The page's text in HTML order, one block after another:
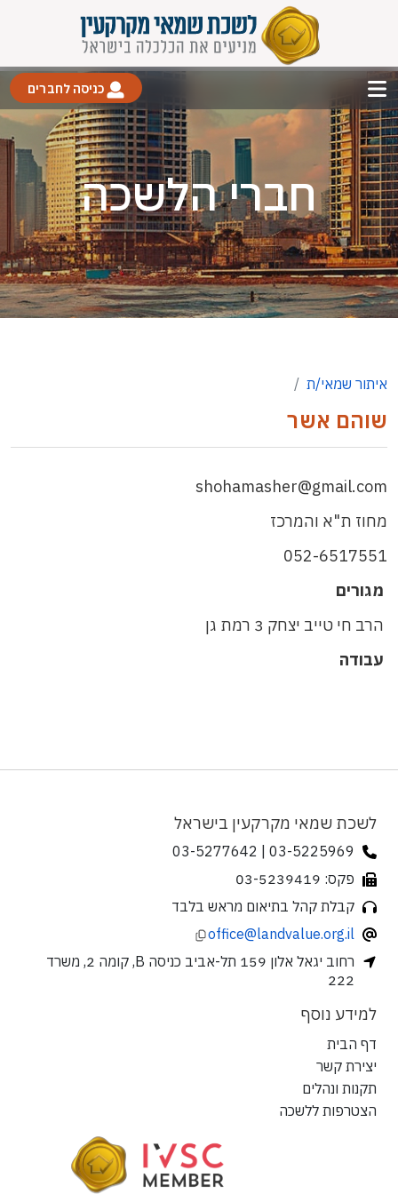
כניסה לחברים
חברי הלשכה
איתור שמאי/ת
שוהם אשר
shohamasher@gmail.com
מחוז ת"א והמרכז
052-6517551
מגורים
הרב חי טייב יצחק 3 רמת גן
עבודה
לשכת שמאי מקרקעין בישראל
03-5225969 | 03-5277642
פקס: 03-5239419
קבלת קהל בתיאום מראש בלבד
office@landvalue.org.il
רחוב יגאל אלון 159 תל-אביב כניסה B, קומה 2, משרד
222
למידע נוסף
דף הבית
יצירת קשר
תקנות ונהלים
הצטרפות ללשכה